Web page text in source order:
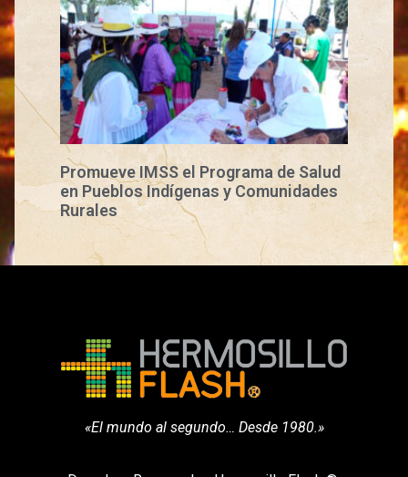
Promueve IMSS el Programa de Salud
en Pueblos Indígenas y Comunidades
Rurales
«El mundo al segundo… Desde 1980.»